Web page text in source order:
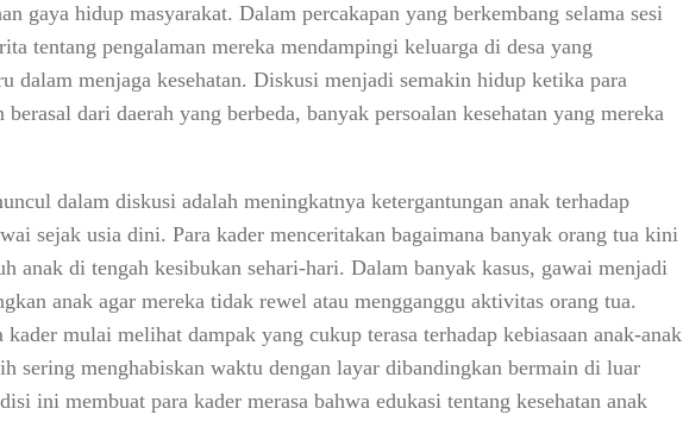
gaya hidup masyarakat. Dalam percakapan yang berkembang selama sesi
tentang pengalaman mereka mendampingi keluarga di desa yang
dalam menjaga kesehatan. Diskusi menjadi semakin hidup ketika para
dari daerah yang berbeda, banyak persoalan kesehatan yang mereka
dalam diskusi adalah meningkatnya ketergantungan anak terhadap
sejak usia dini. Para kader menceritakan bagaimana banyak orang tua kini
anak di tengah kesibukan sehari-hari. Dalam banyak kasus, gawai menjadi
anak agar mereka tidak rewel atau mengganggu aktivitas orang tua.
mulai melihat dampak yang cukup terasa terhadap kebiasaan anak-anak
sering menghabiskan waktu dengan layar dibandingkan bermain di luar
ini membuat para kader merasa bahwa edukasi tentang kesehatan anak